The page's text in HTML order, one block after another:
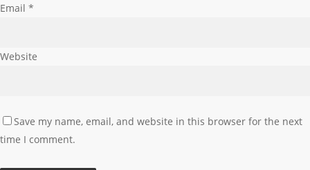
Email *
Website
Save my name, email, and website in this browser for the next
time I comment.